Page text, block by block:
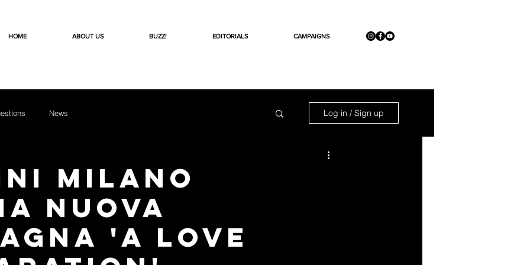
HOME ABOUT US BUZZ! EDITORIALS CAMPAIGNS
News Log in / Sign up
Milano
nuova
'A Love